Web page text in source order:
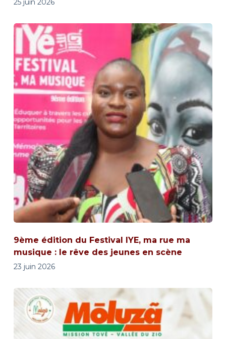
25 juin 2026
9ème édition du Festival IYE, ma rue ma
musique : le rêve des jeunes en scène
23 juin 2026